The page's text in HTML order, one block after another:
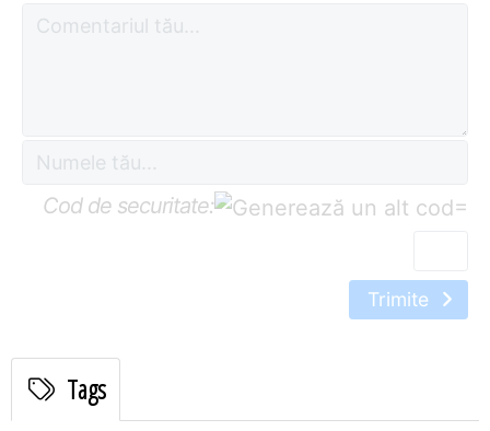
Cod de securitate: =
Trimite
Tags